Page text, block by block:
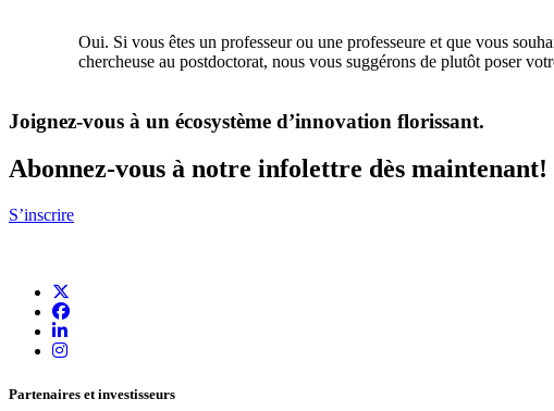
Oui. Si vous êtes un professeur ou une professeure et que vous
chercheuse au postdoctorat, nous vous suggérons de plutôt poser
Joignez-vous à un écosystème d’innovation florissant.
Abonnez-vous à notre infolettre dès maintenant!
S’inscrire
Partenaires et investisseurs